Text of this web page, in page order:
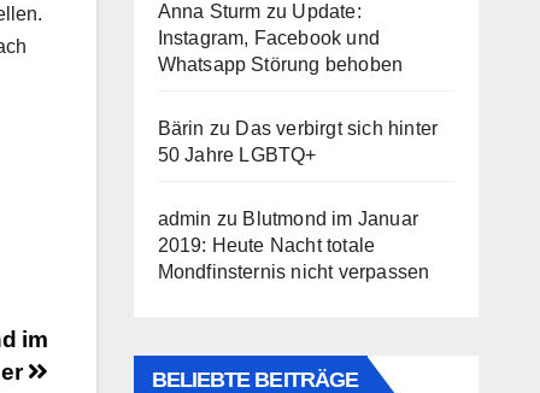
im
Anna Sturm zu Update:
Instagram, Facebook und
Whatsapp Störung behoben
Bärin zu Das verbirgt sich hinter
50 Jahre LGBTQ+
admin zu Blutmond im Januar
2019: Heute Nacht totale
Mondfinsternis nicht verpassen
BELIEBTE BEITRÄGE